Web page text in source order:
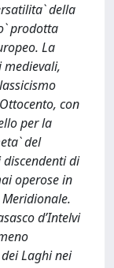
della
prodotta
La
con
per la
del
di
operose in
Meridionale.
d’Intelvi
Laghi nei